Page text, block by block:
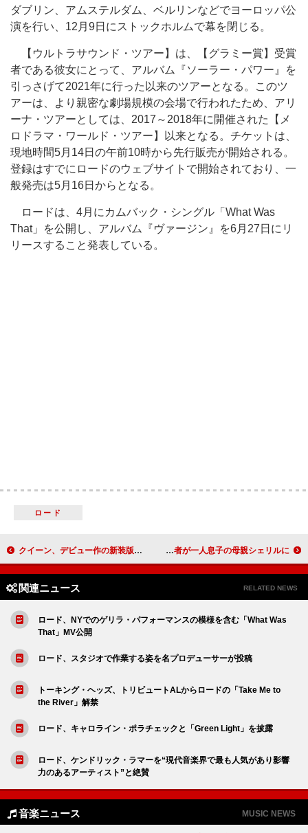
ダブリン、アムステルダム、ベルリンなどでヨーロッパ公
演を行い、12月9日にストックホルムで幕を閉じる。
【ウルトラサウンド・ツアー】は、【グラミー賞】受賞
者である彼女にとって、アルバム『ソーラー・パワー』を
引っさげて2021年に行った以来のツアーとなる。このツ
アーは、より親密な劇場規模の会場で行われたため、アリ
ーナ・ツアーとしては、2017～2018年に開催された【メ
ロドラマ・ワールド・ツアー】以来となる。チケットは、
現地時間5月14日の午前10時から先行販売が開始される。
登録はすでにロードのウェブサイトで開始されており、一
般発売は5月16日からとなる。
ロードは、4月にカムバック・シングル「What Was
That」を公開し、アルバム『ヴァージン』を6月27日にリ
リースすること発表している。
ロード
クイーン、デビュー作の新装版『戦慄の王女（クイーンI）』がBlu-rayオーディオで発売決定 故リアム・ペイン、約46億円の遺産管理者が一人息子の母親シェリルに
関連ニュース RELATED NEWS
ロード、NYでのゲリラ・パフォーマンスの模様を含む「What Was
That」MV公開
ロード、スタジオで作業する姿を名プロデューサーが投稿
トーキング・ヘッズ、トリビュートALからロードの「Take Me to
the River」解禁
ロード、キャロライン・ポラチェックと「Green Light」を披露
ロード、ケンドリック・ラマーを“現代音楽界で最も人気があり影響
力のあるアーティスト”と絶賛
音楽ニュース MUSIC NEWS